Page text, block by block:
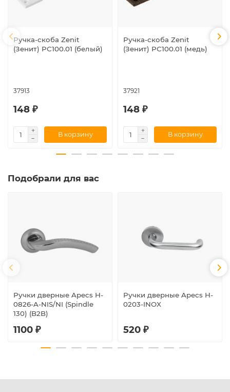
Ручка-скоба Zenit
(Зенит) РС100.01 (белый)
37913
148 ₽
В корзину
Ручка-скоба Zenit
(Зенит) РС100.01 (медь)
37921
148 ₽
В корзину
Подобрали для вас
Ручки дверные Apecs H-
0826-A-NIS/NI (Spindle
130) (B2B)
1100 ₽
Ручки дверные Apecs H-
0203-INOX
520 ₽